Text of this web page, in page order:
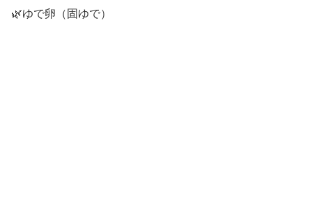
🌿ゆで卵（固ゆで）